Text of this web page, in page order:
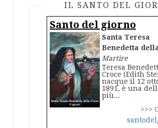
IL SANTO DEL
Santo del giorno
Santa Teresa
Benedetta
Martire
Teresa
Croce (Edith
nacque il 12
1891, è una
più...
>>>